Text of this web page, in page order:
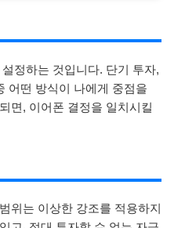
정하는 것입니다. 단기 투자,
어떤 방식이 나에게 중점을
면, 이어폰 결정을 일치시킬
위는 이상한 강조를 적용하지